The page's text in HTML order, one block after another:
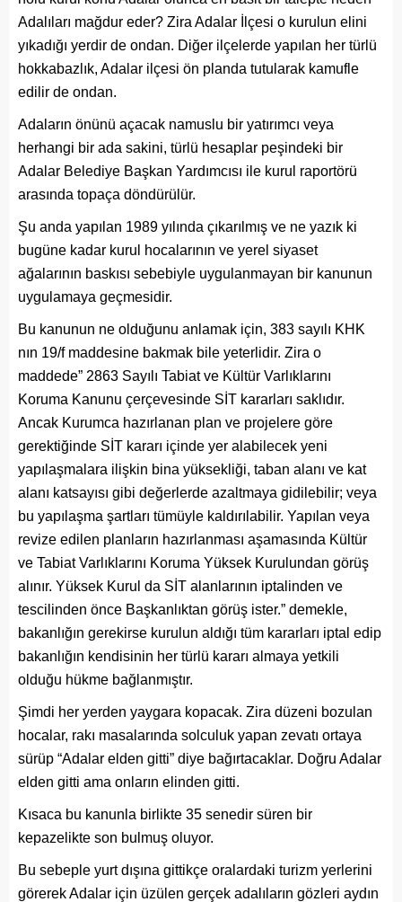
Adalıları mağdur eder? Zira Adalar İlçesi o kurulun elini
yıkadığı yerdir de ondan. Diğer ilçelerde yapılan her türlü
hokkabazlık, Adalar ilçesi ön planda tutularak kamufle
edilir de ondan.
Adaların önünü açacak namuslu bir yatırımcı veya
herhangi bir ada sakini, türlü hesaplar peşindeki bir
Adalar Belediye Başkan Yardımcısı ile kurul raportörü
arasında topaça döndürülür.
Şu anda yapılan 1989 yılında çıkarılmış ve ne yazık ki
bugüne kadar kurul hocalarının ve yerel siyaset
ağalarının baskısı sebebiyle uygulanmayan bir kanunun
uygulamaya geçmesidir.
Bu kanunun ne olduğunu anlamak için, 383 sayılı KHK
nın 19/f maddesine bakmak bile yeterlidir. Zira o
maddede” 2863 Sayılı Tabiat ve Kültür Varlıklarını
Koruma Kanunu çerçevesinde SİT kararları saklıdır.
Ancak Kurumca hazırlanan plan ve projelere göre
gerektiğinde SİT kararı içinde yer alabilecek yeni
yapılaşmalara ilişkin bina yüksekliği, taban alanı ve kat
alanı katsayısı gibi değerlerde azaltmaya gidilebilir; veya
bu yapılaşma şartları tümüyle kaldırılabilir. Yapılan veya
revize edilen planların hazırlanması aşamasında Kültür
ve Tabiat Varlıklarını Koruma Yüksek Kurulundan görüş
alınır. Yüksek Kurul da SİT alanlarının iptalinden ve
tescilinden önce Başkanlıktan görüş ister.” demekle,
bakanlığın gerekirse kurulun aldığı tüm kararları iptal edip
bakanlığın kendisinin her türlü kararı almaya yetkili
olduğu hükme bağlanmıştır.
Şimdi her yerden yaygara kopacak. Zira düzeni bozulan
hocalar, rakı masalarında solculuk yapan zevatı ortaya
sürüp “Adalar elden gitti” diye bağırtacaklar. Doğru Adalar
elden gitti ama onların elinden gitti.
Kısaca bu kanunla birlikte 35 senedir süren bir
kepazelikte son bulmuş oluyor.
Bu sebeple yurt dışına gittikçe oralardaki turizm yerlerini
görerek Adalar için üzülen gerçek adalıların gözleri aydın